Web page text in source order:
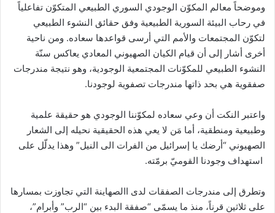
وموضحاً معالم المكوّن الوجودي السوري الطبيعي المتكوّن تفاعلياً
في رحاب البيئة السورية الطبيعية وفق حقائق النشوء الطبيعي
لتكوّن المجتمعات والأمم التي أرسى قواعدها سعاده. ومن ناحية
أخرى أشار إلى أن قيام الكيان الصهيوني المعادي يعاكس سنّة
النشوء الطبيعي للمكوّنات المجتمعية الوجودية، وهو نتيجة مندرجات
صفقوية هي بحد ذاتها مندرجات تصفوية لوجودنا.
واعتبر النكت أن وعي سعاده لمكوّننا الوجودي هو حقيقة علمية
وطبيعية ومنطقية، أما مَن لا يعي هذه الحقيقية نحيله إلى الشعار
الصهيوني “أرضك يا إسرائيل من الفرات الى النيل” وهذا يدلّل على
استهداف وجودنا القوميّ برمّته.
وتطرق إلى مندرجات الصفقات لدى االصهاينة التي تجاوزت بمسارها
على ثلاثين قرناً، منذ ما يسمّى “صفقة البدء بين “الرب” وأبرام”،